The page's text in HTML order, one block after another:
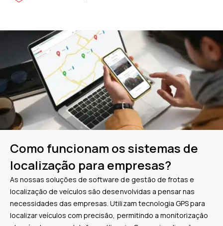
Como funcionam os sistemas de
localização para empresas?
As nossas soluções de software de gestão de frotas e
localização de veículos são desenvolvidas a pensar nas
necessidades das empresas. Utilizam tecnologia GPS para
localizar veículos com precisão, permitindo a monitorização